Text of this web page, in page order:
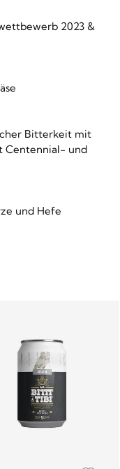
2023 &
Bitterkeit mit
Centennial- und
und Hefe